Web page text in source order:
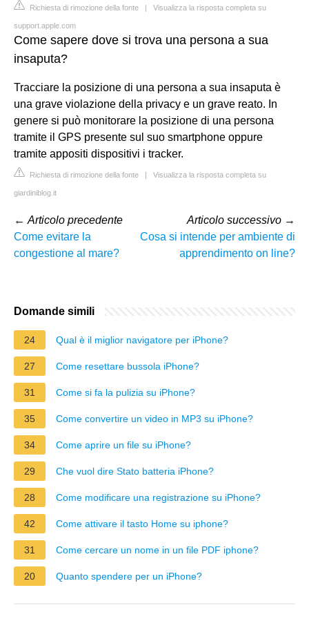
Richiesta di rimozione della fonte | Visualizza la risposta completa su
support.apple.com
Come sapere dove si trova una persona a sua
insaputa?
Tracciare la posizione di una persona a sua insaputa è
una grave violazione della privacy e un grave reato. In
genere si può monitorare la posizione di una persona
tramite il GPS presente sul suo smartphone oppure
tramite appositi dispositivi i tracker.
Richiesta di rimozione della fonte | Visualizza la risposta completa su
giardiniblog.it
← Articolo precedente
Come evitare la
congestione al mare?
Articolo successivo →
Cosa si intende per ambiente di
apprendimento on line?
Domande simili
24 Qual è il miglior navigatore per iPhone?
27 Come resettare bussola iPhone?
31 Come si fa la pulizia su iPhone?
35 Come convertire un video in MP3 su iPhone?
34 Come aprire un file su iPhone?
29 Che vuol dire Stato batteria iPhone?
28 Come modificare una registrazione su iPhone?
42 Come attivare il tasto Home su iphone?
31 Come cercare un nome in un file PDF iphone?
20 Quanto spendere per un iPhone?